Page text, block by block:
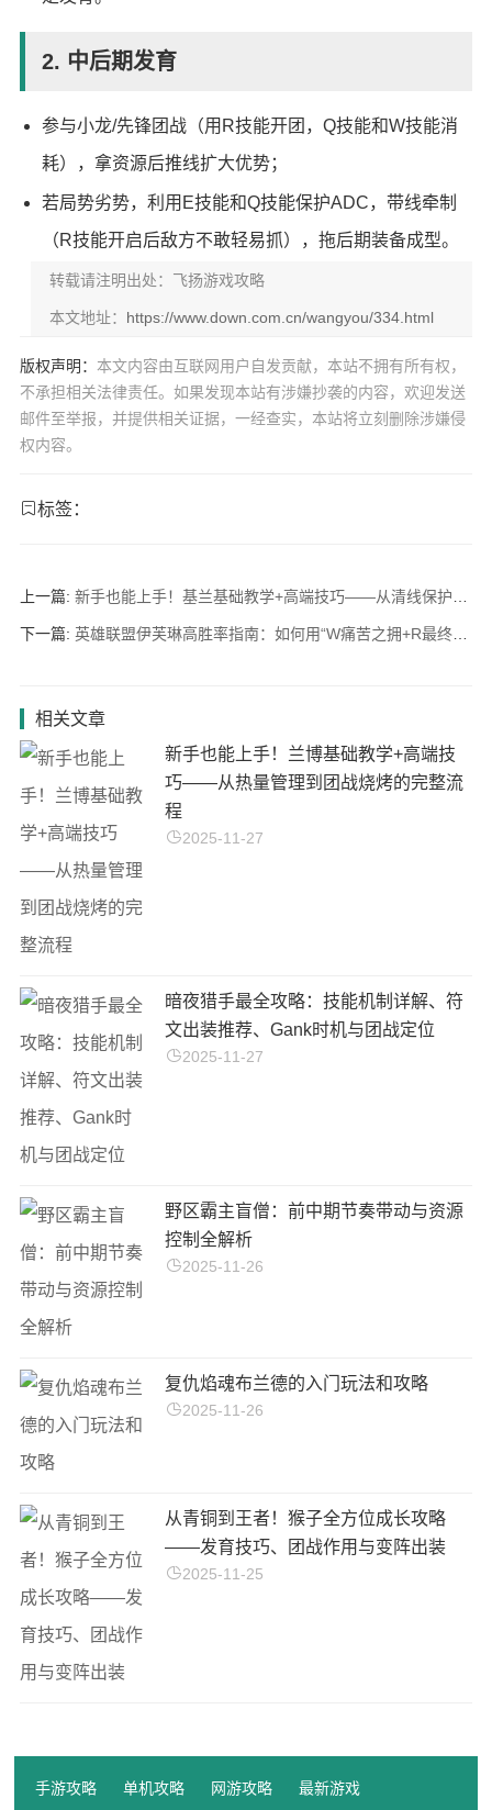
2. 中后期发育
参与小龙/先锋团战（用R技能开团，Q技能和W技能消
耗），拿资源后推线扩大优势；
若局势劣势，利用E技能和Q技能保护ADC，带线牵制
（R技能开启后敌方不敢轻易抓），拖后期装备成型。
转载请注明出处：飞扬游戏攻略
本文地址： https://www.down.com.cn/wangyou/334.html
版权声明： 本文内容由互联网用户自发贡献，本站不拥有所有权，
不承担相关法律责任。如果发现本站有涉嫌抄袭的内容，欢迎发送
邮件至举报，并提供相关证据，一经查实，本站将立刻删除涉嫌侵
权内容。
标签：
上一篇: 新手也能上手！基兰基础教学+高端技巧——从清线保护到团战逆转的完整流程
下一篇: 英雄联盟伊芙琳高胜率指南：如何用“W痛苦之拥+R最终抚慰”Carry团队？连招细节与装备选择
相关文章
新手也能上手！兰博基础教学+高端技
巧——从热量管理到团战烧烤的完整流
程
2025-11-27
暗夜猎手最全攻略：技能机制详解、符
文出装推荐、Gank时机与团战定位
2025-11-27
野区霸主盲僧：前中期节奏带动与资源
控制全解析
2025-11-26
复仇焰魂布兰德的入门玩法和攻略
2025-11-26
从青铜到王者！猴子全方位成长攻略
——发育技巧、团战作用与变阵出装
2025-11-25
手游攻略 单机攻略 网游攻略 最新游戏